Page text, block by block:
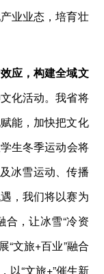
业业态，培育壮
应，构建全域文
化活动。我省将
能，加快把文化
生冬季运动会将
冰雪运动、传播
，我们将以赛为
合，让冰雪“冷资
“文旅+百业”融合
以“文旅+”催生新